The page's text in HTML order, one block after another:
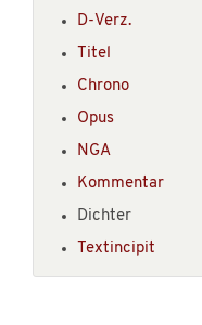
D-Verz.
Titel
Chrono
Opus
NGA
Kommentar
Dichter
Textincipit